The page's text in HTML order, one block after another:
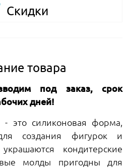
Скидки
товара
под заказ, срок
дней!
это силиконовая форма,
создания фигурок и
кондитерские
молды пригодны для